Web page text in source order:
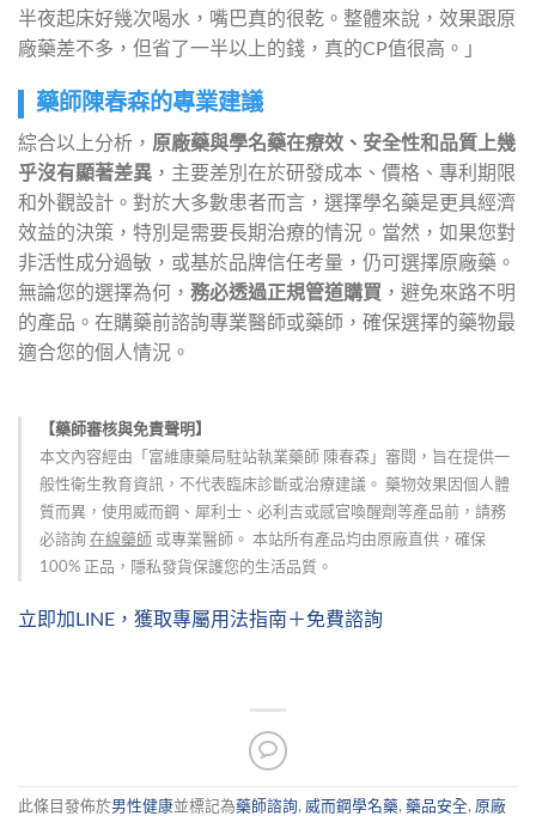
半夜起床好幾次喝水，嘴巴真的很乾。整體來說，效果跟原
廠藥差不多，但省了一半以上的錢，真的CP值很高。」
藥師陳春森的專業建議
綜合以上分析， 原廠藥與學名藥在療效、安全性和品質上幾
乎沒有顯著差異 ，主要差別在於研發成本、價格、專利期限
和外觀設計。對於大多數患者而言，選擇學名藥是更具經濟
效益的決策，特別是需要長期治療的情況。當然，如果您對
非活性成分過敏，或基於品牌信任考量，仍可選擇原廠藥。
無論您的選擇為何， 務必透過正規管道購買 ，避免來路不明
的產品。在購藥前諮詢專業醫師或藥師，確保選擇的藥物最
適合您的個人情況。
【藥師審核與免責聲明】
本文內容經由「富維康藥局駐站執業藥師 陳春森」審閱，旨在提供一
般性衛生教育資訊，不代表臨床診斷或治療建議。 藥物效果因個人體
質而異，使用威而鋼、犀利士、必利吉或感官喚醒劑等產品前，請務
必諮詢 在線藥師 或專業醫師。 本站所有產品均由原廠直供，確保
100% 正品，隱私發貨保護您的生活品質。
立即加LINE，獲取專屬用法指南＋免費諮詢
此條目發佈於男性健康並標記為藥師諮詢, 威而鋼學名藥, 藥品安全, 原廠